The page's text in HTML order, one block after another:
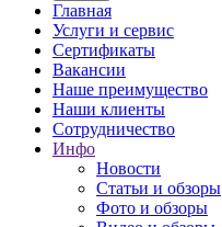
Главная
Услуги и сервис
Сертификаты
Вакансии
Наше преимущество
Наши клиенты
Сотрудничество
Инфо
Новости
Статьи и обзоры
Фото и обзоры